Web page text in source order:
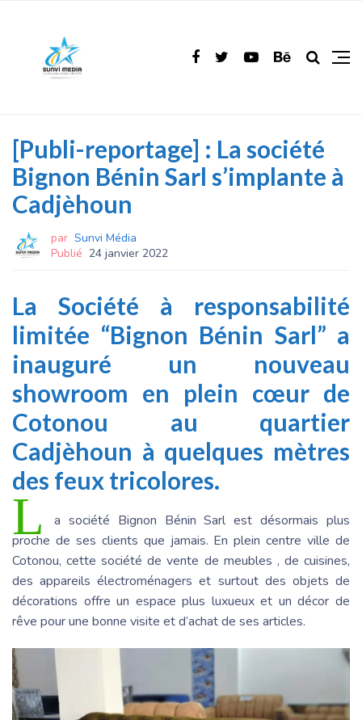
[Publi-reportage] : La société
Bignon Bénin Sarl s’implante à
Cadjèhoun
par Sunvi Média
Publié 24 janvier 2022
La Société à responsabilité
limitée “Bignon Bénin Sarl” a
inauguré un nouveau
showroom en plein cœur de
Cotonou au quartier
Cadjèhoun à quelques mètres
des feux tricolores.
L
a société Bignon Bénin Sarl est désormais plus
proche de ses clients que jamais. En plein centre ville de
Cotonou, cette société de vente de meubles , de cuisines,
des appareils électroménagers et surtout des objets de
décorations offre un espace plus luxueux et un décor de
rêve pour une bonne visite et d’achat de ses articles.